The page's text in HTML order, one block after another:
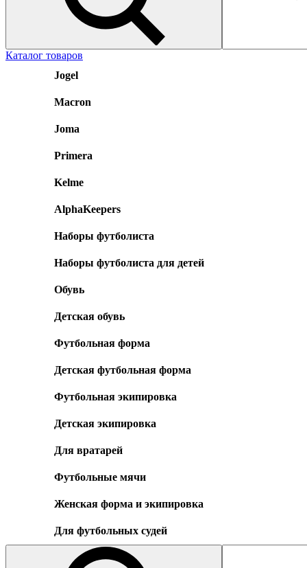
Каталог товаров
Jogel
Macron
Joma
Primera
Kelme
AlphaKeepers
Наборы футболиста
Наборы футболиста для детей
Обувь
Детская обувь
Футбольная форма
Детская футбольная форма
Футбольная экипировка
Детская экипировка
Для вратарей
Футбольные мячи
Женская форма и экипировка
Для футбольных судей